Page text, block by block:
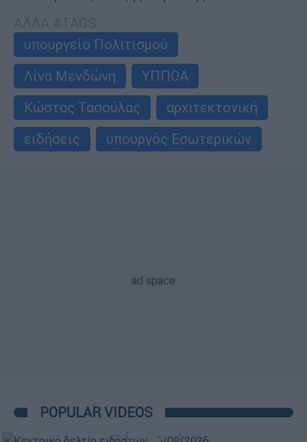
υπουργείο Πολιτισμού
Λίνα Μενδώνη
ΥΠΠΟΑ
Κώστας Τασούλας
αρχιτεκτονική
ειδήσεις
υπουργός Εσωτερικών
POPULAR VIDEOS